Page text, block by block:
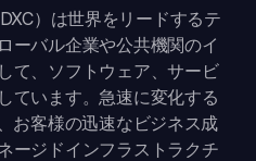
）は世界をリードするテ
ーバル企業や公共機関のイ
て、ソフトウェア、サービ
ています。急速に変化する
お客様の迅速なビジネス成
ージドインフラストラクチ